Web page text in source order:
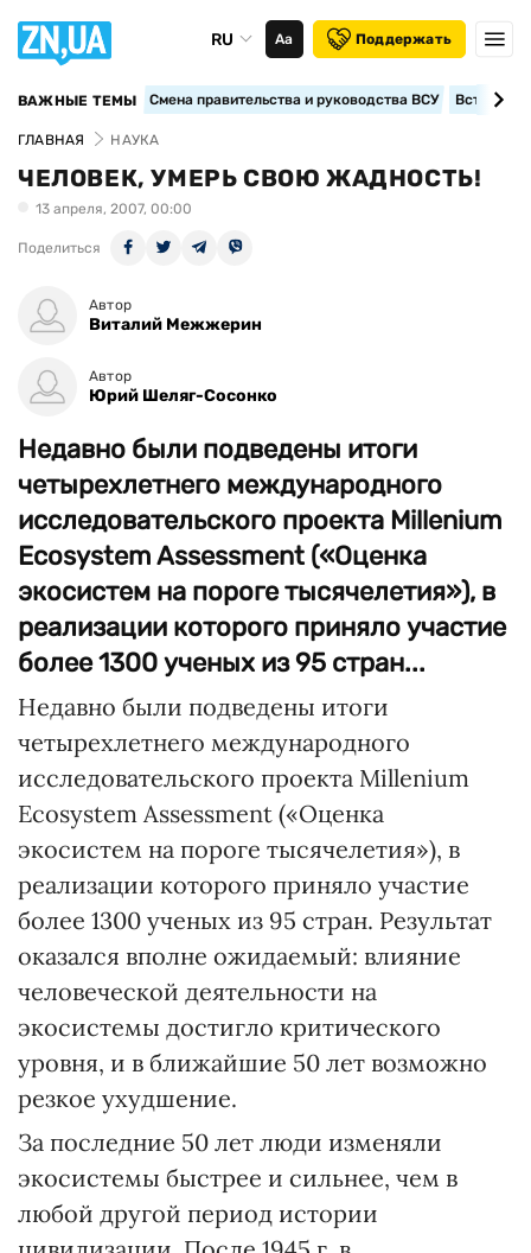
RU Аа Поддержать
ВАЖНЫЕ ТЕМЫ Смена правительства и руководства ВСУ
ГЛАВНАЯ НАУКА
ЧЕЛОВЕК, УМЕРЬ СВОЮ ЖАДНОСТЬ!
13 апреля, 2007, 00:00
Поделиться
Автор
Виталий Межжерин
Автор
Юрий Шеляг-Сосонко
Недавно были подведены итоги
четырехлетнего международного
исследовательского проекта Millenium
Ecosystem Assessment («Оценка
экосистем на пороге тысячелетия»), в
реализации которого приняло участие
более 1300 ученых из 95 стран...
Недавно были подведены итоги
четырехлетнего международного
исследовательского проекта Millenium
Ecosystem Assessment («Оценка
экосистем на пороге тысячелетия»), в
реализации которого приняло участие
более 1300 ученых из 95 стран. Результат
оказался вполне ожидаемый: влияние
человеческой деятельности на
экосистемы достигло критического
уровня, и в ближайшие 50 лет возможно
резкое ухудшение.
За последние 50 лет люди изменяли
экосистемы быстрее и сильнее, чем в
любой другой период истории